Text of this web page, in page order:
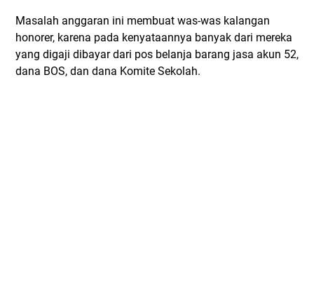
Masalah anggaran ini membuat was-was kalangan
honorer, karena pada kenyataannya banyak dari mereka
yang digaji dibayar dari pos belanja barang jasa akun 52,
dana BOS, dan dana Komite Sekolah.